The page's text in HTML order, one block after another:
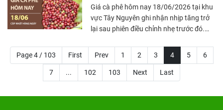
đồng/kg, tăng 400 đồng/kg, đưa thị
trường tiến sát mốc 90.000 đồng/kg.
Đáng chú ý, Đắk Nông đã đạt 90.000
khảo sát hôm nay.
Giá cà phê hôm nay 18/06/2026 tại khu
vực Tây Nguyên ghi nhận nhịp tăng trở
lại sau phiên điều chỉnh nhẹ trước đó.
89.400 – 89.600 đồng/kg, cho thấy thị
trường nội địa vẫn duy trì sát mốc
Page 4 / 103 First Prev 1 2 3 4 5 6
7 ... 102 103 Next Last